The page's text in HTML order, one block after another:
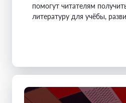
помогут читателям
литературу для учёбы,